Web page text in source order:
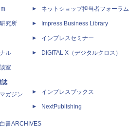
究所
ル
室
誌
ガジン
書ARCHIVES
ネットショップ担当者フォーラム
Impress Business Library
インプレスセミナー
DIGITAL X（デジタルクロス）
インプレスブックス
NextPublishing